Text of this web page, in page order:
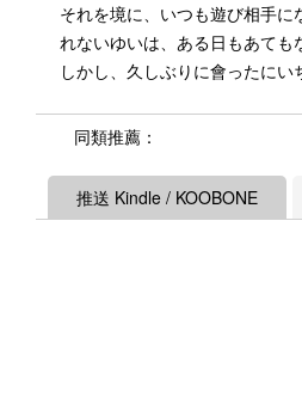
それを境に、いつも遊び相手
れないゆいは、ある日もあて
しかし、久しぶりに會ったに
同類推薦：
推送 Kindle / KOOBONE